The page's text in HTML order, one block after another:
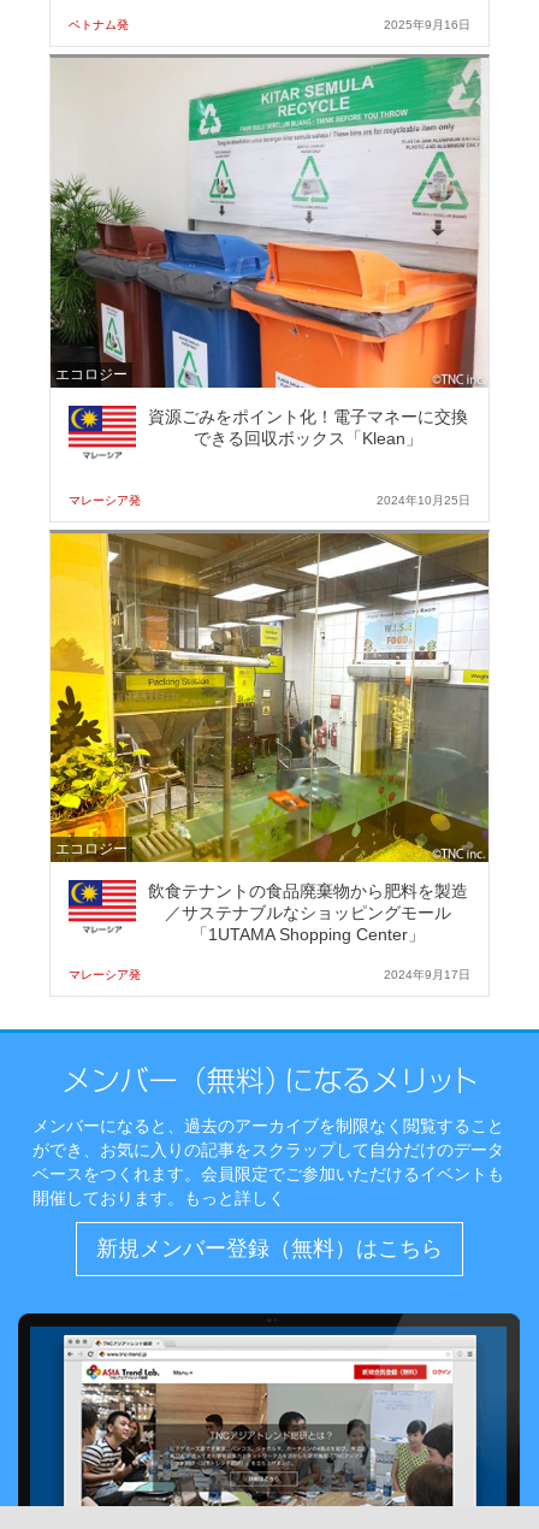
ベトナム発 2025年9月16日
エコロジー
資源ごみをポイント化！電子マネーに交換
できる回収ボックス「Klean」
マレーシア発 2024年10月25日
エコロジー
飲食テナントの食品廃棄物から肥料を製造
／サステナブルなショッピングモール
「1UTAMA Shopping Center」
マレーシア発 2024年9月17日
メンバーになると、過去のアーカイブを制限なく閲覧すること
ができ、お気に入りの記事をスクラップして自分だけのデータ
ベースをつくれます。会員限定でご参加いただけるイベントも
開催しております。
もっと詳しく
新規メンバー登録（無料）はこちら